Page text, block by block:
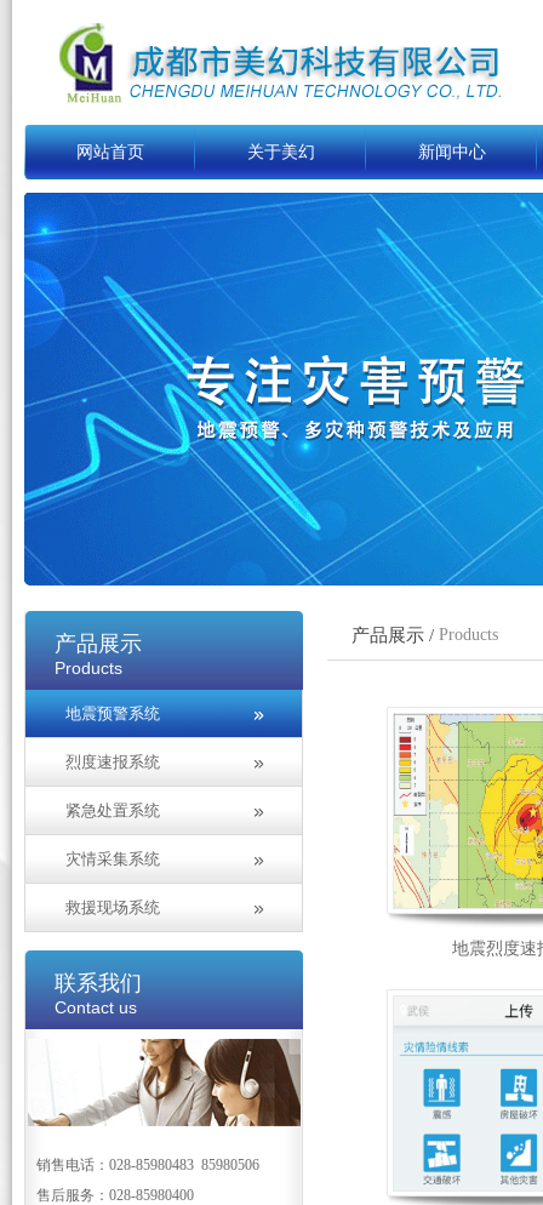
网站首页 关于美幻 新闻中心
产品展示
Products
地震预警系统
烈度速报系统
紧急处置系统
灾情采集系统
救援现场系统
联系我们
Contact us
销售电话：028-85980483 85980506
售后服务：028-85980400
产品展示 / Products
地震烈度速